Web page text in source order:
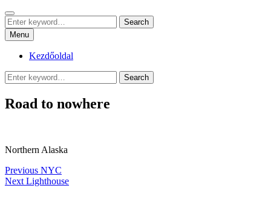
Skip
to
content
sznrbt stuffs
pár dolog, tőlem
Search
Search
for:
Search
Menu
Kezdőoldal
Search
for:
Search
Road to nowhere
Northern Alaska
Bejegyzés
navigáció
Previous Previous
post:
NYC
Next Next
Lighthouse